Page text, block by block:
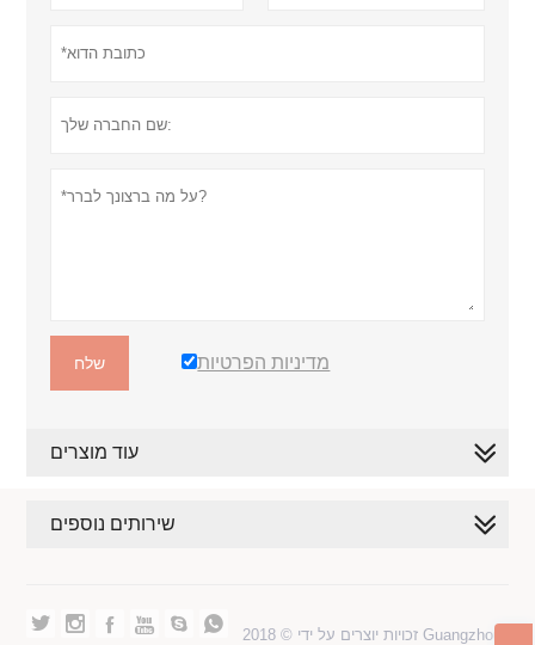
שלח מדיניות הפרטיות
עוד מוצרים
שירותים נוספים
     
זכויות יוצרים על ידי © 2018 Guangzhou